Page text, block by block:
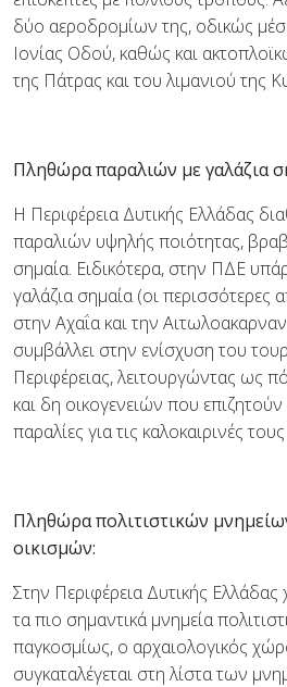
δύο αεροδρομίων της, οδικώς
Ιονίας Οδού, καθώς και
της Πάτρας και του λιμανιού της
Πληθώρα παραλιών με γαλάζια
Η Περιφέρεια Δυτικής Ελλάδας
παραλιών υψηλής ποιότητας,
σημαία. Ειδικότερα, στην ΠΔΕ
γαλάζια σημαία (οι περισσότερες
στην Αχαΐα και την
συμβάλλει στην ενίσχυση του
Περιφέρειας, λειτουργώντας ως
και δη οικογενειών που
παραλίες για τις καλοκαιρινές
Πληθώρα πολιτιστικών
οικισμών:
Στην Περιφέρεια Δυτικής Ελλάδας
τα πιο σημαντικά μνημεία
παγκοσμίως, ο αρχαιολογικός
συγκαταλέγεται στη λίστα των